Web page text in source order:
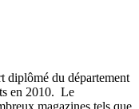
diplômé du département
en 2010. Le
magazines tels que